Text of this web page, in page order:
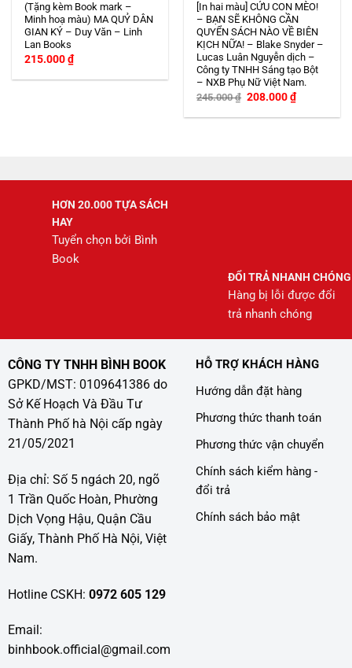
(Tặng kèm Book mark –
Minh hoạ màu) MA QUỶ DÂN
GIAN KÝ – Duy Văn – Linh
Lan Books
215.000₫
[In hai màu] CỨU CON MÈO!
– BẠN SẼ KHÔNG CẦN
QUYỂN SÁCH NÀO VỀ BIÊN
KỊCH NỮA! – Blake Snyder –
Lucas Luân Nguyễn dịch –
Công ty TNHH Sáng tạo Bột
– NXB Phụ Nữ Việt Nam.
245.000₫ Giá
là:
208.000₫Giá
hiện
tại
HƠN 20.000 TỰA SÁCH
HAY
Tuyển chọn bởi Bình
Book
ĐỔI TRẢ NHANH CHÓNG
Hàng bị lỗi được đổi
trả nhanh chóng
CÔNG TY TNHH BÌNH BOOK
GPKD/MST: 0109641386 do
Sở Kế Hoạch Và Đầu Tư
Thành Phố hà Nội cấp ngày
21/05/2021
Địa chỉ: Số 5 ngách 20, ngõ
1 Trần Quốc Hoàn, Phường
Dịch Vọng Hậu, Quận Cầu
Giấy, Thành Phố Hà Nội, Việt
Nam.
Hotline CSKH: 0972 605 129
Email:
binhbook.official@gmail.com
HỖ TRỢ KHÁCH HÀNG
Hướng dẫn đặt hàng
Phương thức thanh toán
Phương thức vận chuyển
Chính sách kiểm hàng -
đổi trả
Chính sách bảo mật